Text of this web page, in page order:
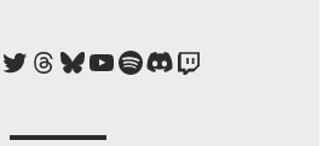
Twitter Threads Bluesky YouTube Spotify Discord Twitch